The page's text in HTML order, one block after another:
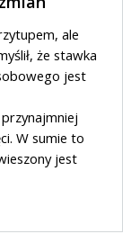
ale
że stawka
jest
W sumie to
jest